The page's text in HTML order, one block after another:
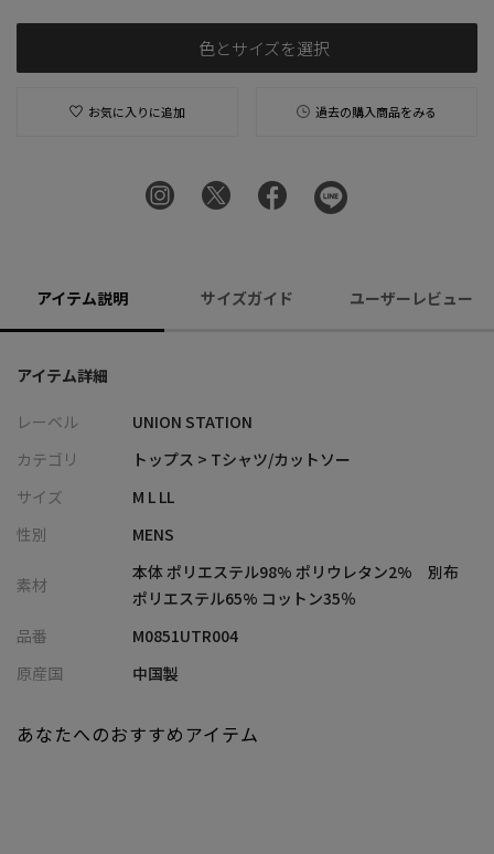
色とサイズを選択
お気に入りに追加 過去の購入商品をみる
アイテム説明 サイズガイド ユーザーレビュー
アイテム詳細
レーベル
UNION STATION
カテゴリ
トップス > Tシャツ/カットソー
サイズ
M L LL
性別
MENS
素材
本体 ポリエステル98% ポリウレタン2% 別布
ポリエステル65% コットン35％
品番
M0851UTR004
原産国
中国製
あなたへのおすすめアイテム